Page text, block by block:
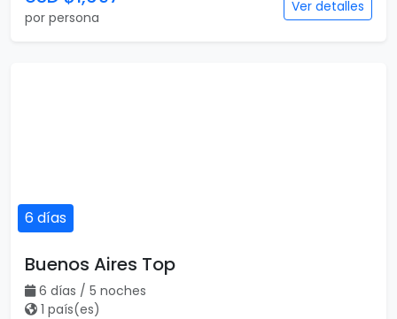
por persona
Ver detalles
6 días
Buenos Aires Top
6 días / 5 noches
1 país(es)